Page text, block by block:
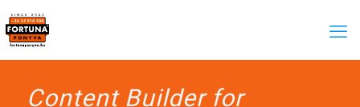
Content Builder for